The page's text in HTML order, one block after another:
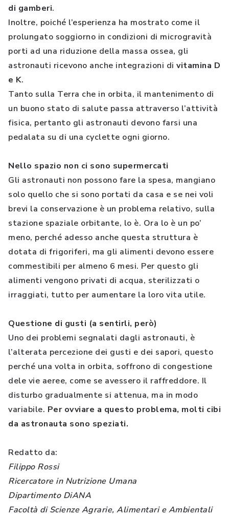
di gamberi.
Inoltre, poiché l’esperienza ha mostrato come il
prolungato soggiorno in condizioni di microgravità
porti ad una riduzione della massa ossea, gli
astronauti ricevono anche integrazioni di vitamina D
e K.
Tanto sulla Terra che in orbita, il mantenimento di
un buono stato di salute passa attraverso l’attività
fisica, pertanto gli astronauti devono farsi una
pedalata su di una cyclette ogni giorno.
Nello spazio non ci sono supermercati
Gli astronauti non possono fare la spesa, mangiano
solo quello che si sono portati da casa e se nei voli
brevi la conservazione è un problema relativo, sulla
stazione spaziale orbitante, lo è. Ora lo è un po’
meno, perché adesso anche questa struttura è
dotata di frigoriferi, ma gli alimenti devono essere
commestibili per almeno 6 mesi. Per questo gli
alimenti vengono privati di acqua, sterilizzati o
irraggiati, tutto per aumentare la loro vita utile.
Questione di gusti (a sentirli, però)
Uno dei problemi segnalati dagli astronauti, è
l’alterata percezione dei gusti e dei sapori, questo
perché una volta in orbita, soffrono di congestione
dele vie aeree, come se avessero il raffreddore. Il
disturbo gradualmente si attenua, ma in modo
variabile. Per ovviare a questo problema, molti cibi
da astronauta sono speziati.
Redatto da:
Filippo Rossi
Ricercatore in Nutrizione Umana
Dipartimento DiANA
Facoltà di Scienze Agrarie, Alimentari e Ambientali